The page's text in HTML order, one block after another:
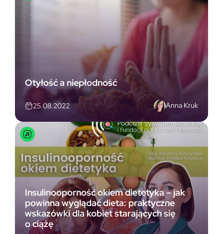
Otyłość a niepłodność
25.08.2022 Anna Kruk
Insulinooporność okiem dietetyka – jak
powinna wyglądać dieta: praktyczne
wskazówki dla kobiet starających się
o ciążę